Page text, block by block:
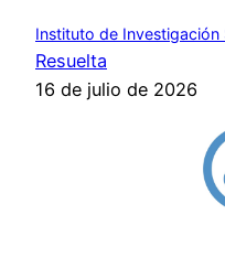
Instituto de Investigación
Resuelta
16 de julio de 2026